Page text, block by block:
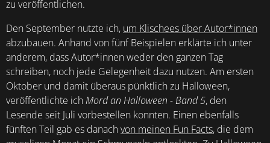
zu veröffentlichen.
Den September nutzte ich, um Klischees über Autor*innen
abzubauen. Anhand von fünf Beispielen erklärte ich unter
anderem, dass Autor*innen weder den ganzen Tag
schreiben, noch jede Gelegenheit dazu nutzen. Am ersten
Oktober und damit überaus pünktlich zu Halloween,
veröffentlichte ichMord an Halloween - Band 5, den
Lesende seit Juli vorbestellen konnten. Einen ebenfalls
fünften Teil gab es danachvon meinen Fun Facts, die dem